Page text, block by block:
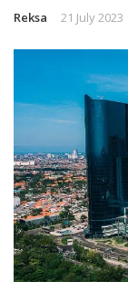
Reksa 21 July 2023